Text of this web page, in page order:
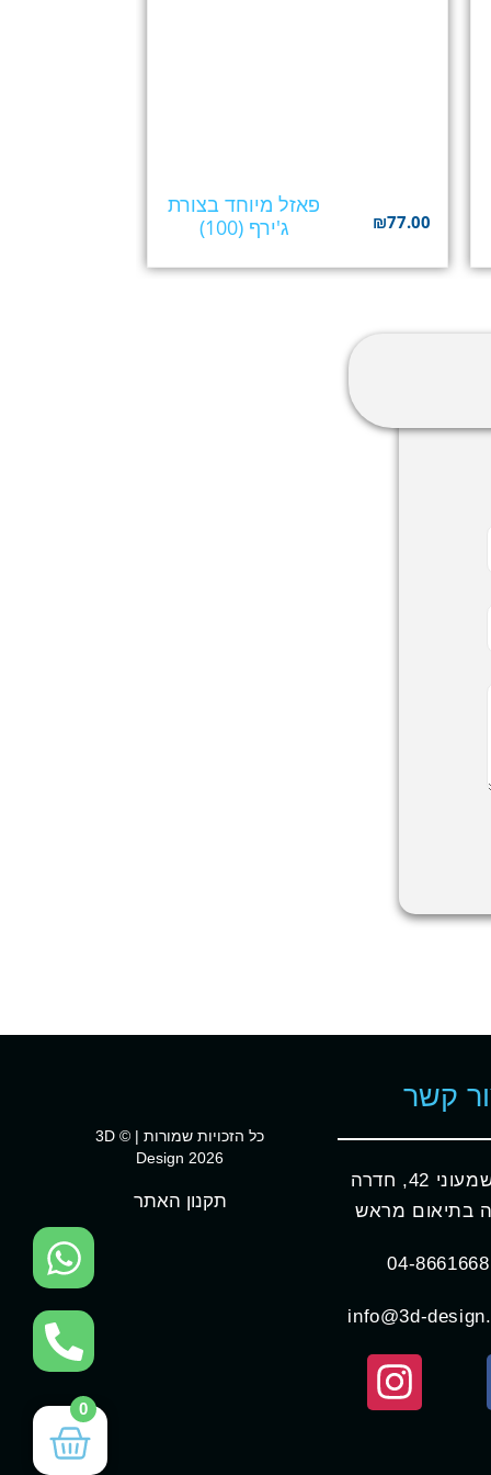
0
פאזל מיוחד בצורת
ג'ירף (100)
₪77.00
קשר
42, חדרה
בתיאום מראש
04-8661668
info@3d-
כל הזכויות שמורות | © 3D
Design 2026
תקנון האתר